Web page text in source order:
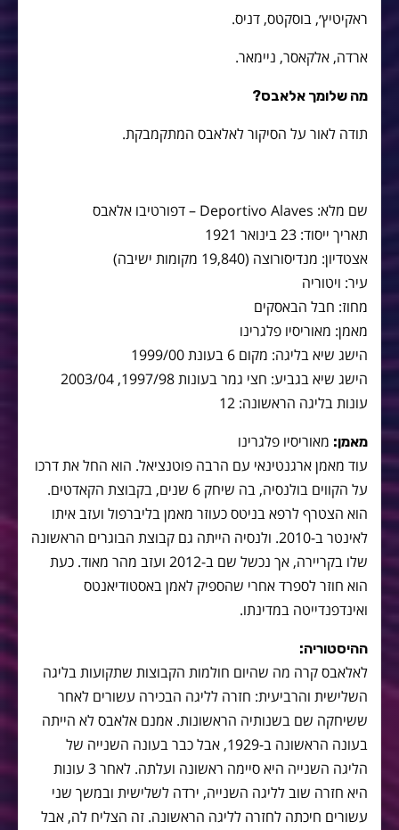
ראקיטיץ׳, בוסקטס, דניס.
ארדה, אלקאסר, ניימאר.
מה שלומך אלאבס?
תודה לאור על הסיקור לאלאבס המתקמבקת.
שם מלא: Deportivo Alaves – דפורטיבו אלאבס
תאריך ייסוד: 23 בינואר 1921
אצטדיון: מנדיסורוצה (19,840 מקומות ישיבה)
עיר: ויטוריה
מחוז: חבל הבאסקים
מאמן: מאוריסיו פלגרינו
הישג שיא בליגה: מקום 6 בעונת 1999/00
הישג שיא בגביע: חצי גמר בעונות 1997/98, 2003/04
עונות בליגה הראשונה: 12
מאמן: מאוריסיו פלגרינו
עוד מאמן ארגנטינאי עם הרבה פוטנציאל. הוא החל את דרכו
על הקווים בולנסיה, בה שיחק 6 שנים, בקבוצת הקאדטים.
הוא הצטרף לרפא בניטס כעוזר מאמן בליברפול ועזב איתו
לאינטר ב-2010. ולנסיה הייתה גם קבוצת הבוגרים הראשונה
שלו בקריירה, אך נכשל שם ב-2012 ועזב מהר מאוד. כעת
הוא חוזר לספרד אחרי שהספיק לאמן באסטודיאנטס
ואינדפנדייטה במדינתו.
ההיסטוריה:
לאלאבס קרה מה שהיום חולמות הקבוצות שתקועות בליגה
השלישית והרביעית: חזרה לליגה הבכירה עשורים לאחר
ששיחקה שם בשנותיה הראשונות. אמנם אלאבס לא הייתה
בעונה הראשונה ב-1929, אבל כבר בעונה השנייה של
הליגה השנייה היא סיימה ראשונה ועלתה. לאחר 3 עונות
היא חזרה שוב לליגה השנייה, ירדה לשלישית ובמשך שני
עשורים חיכתה לחזרה לליגה הראשונה. זה הצליח לה, אבל